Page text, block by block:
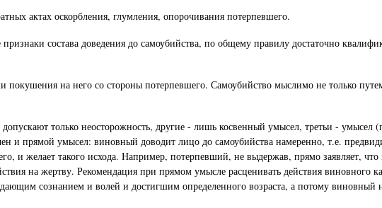
актах оскорбления, глумления, опорочивания потерпевшего.
состава доведения до самоубийства, по общему правилу достаточно
на него со стороны потерпевшего. Самоубийство мыслимо не только
только неосторожность, другие - лишь косвенный умысел, третьи -
и прямой умысел: виновный доводит лицо до самоубийства намеренно, т.е.
и желает такого исхода. Например, потерпевший, не выдержав, прямо заявляет,
на жертву. Рекомендация при прямом умысле расценивать действия виновного
сознанием и волей и достигшим определенного возраста, а потому виновный